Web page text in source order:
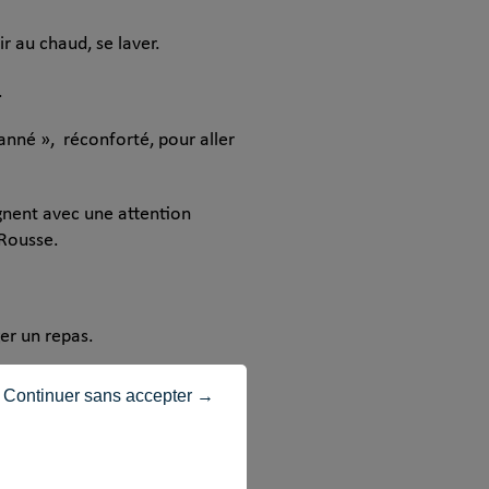
au chaud, se laver.
», réconforté, pour aller
avec une attention
un repas.
Ce ne sont pas les sous qui
Continuer sans accepter →